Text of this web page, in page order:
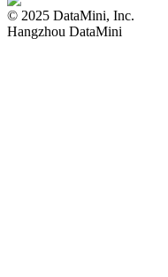
© 2025 DataMini, Inc.
Hangzhou DataMini